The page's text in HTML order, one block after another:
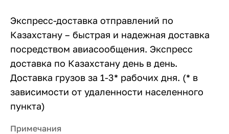
Экспресс-доставка отправлений по
Казахстану – быстрая и надежная доставка
посредством авиасообщения. Экспресс
доставка по Казахстану день в день.
Доставка грузов за 1-3* рабочих дня. (* в
зависимости от удаленности населенного
пункта)
Примечания